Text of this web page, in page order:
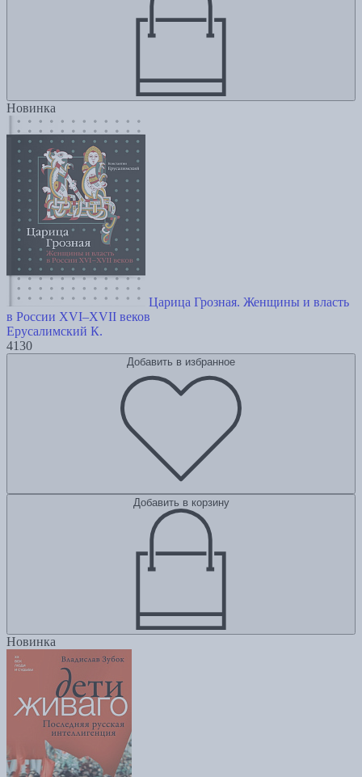
Новинка
Царица Грозная. Женщины и власть
в России XVI–XVII веков
Ерусалимский К.
4130
Добавить в избранное
Добавить в корзину
Новинка